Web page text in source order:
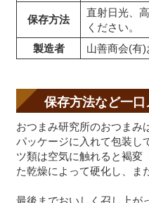
保存方法
直射日光、
ください。
製造者
山善商会(有
保存方法など一口
おつまみ研究所のおつまみ
パッケージに入れて包装し
ツ類は空気に触れると褐変
た乾燥によって硬化し、ま